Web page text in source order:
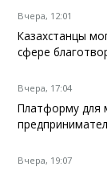
Вчера, 12:01
Казахстанцы
сфере
Вчера, 17:04
Платформу для
Вчера, 19:07